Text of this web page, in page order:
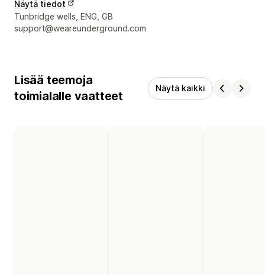
Näytä tiedot
Suunnittelijan yhteystiedot
Tunbridge wells, ENG, GB
support@weareunderground.com
Lisää teemoja
toimialalle vaatteet
Näytä kaikki